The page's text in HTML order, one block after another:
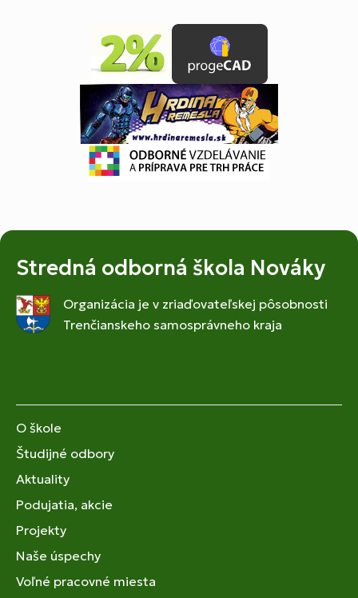
Stredná odborná škola Nováky
Organizácia je v zriaďovateľskej pôsobnosti
Trenčianskeho samosprávneho kraja
O škole
Študijné odbory
Aktuality
Podujatia, akcie
Projekty
Naše úspechy
Voľné pracovné miesta